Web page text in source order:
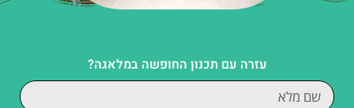
עזרה עם תכנון החופשה במלאגה?